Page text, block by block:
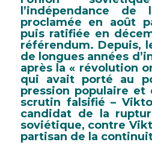
l’indépendance de
proclamée en août
puis ratifiée en
référendum. Depuis,
de longues années
après la « révolution
qui avait porté au
pression populaire et
scrutin falsifié –
candidat de la
soviétique, contre
partisan de la